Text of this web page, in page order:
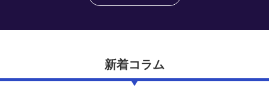
新着コラム